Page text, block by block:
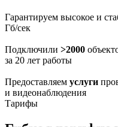
Гарантируем высокое и
Гб/сек
Подключили >2000
за 20 лет работы
Предоставляем услуги
и видеонаблюдения
Тарифы